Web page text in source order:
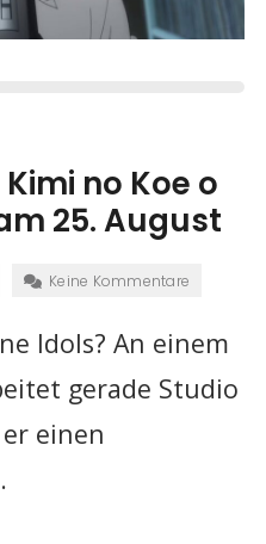
no Koe o
25. August
Keine Kommentare
Idols? An einem
gerade Studio
einen